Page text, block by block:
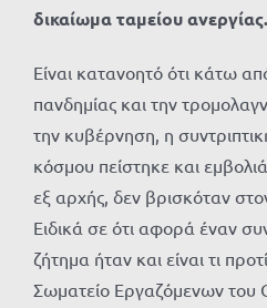
δικαίωμα ταμείου ανεργίας.
Είναι κατανοητό ότι κάτω
πανδημίας και την
την κυβέρνηση, η
κόσμου πείστηκε και
εξ αρχής, δεν βρισκόταν
Ειδικά σε ότι αφορά έναν
ζήτημα ήταν και είναι τι
Σωματείο Εργαζόμενων του